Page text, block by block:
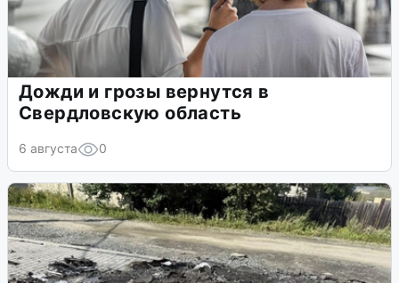
Дожди и грозы вернутся в
Свердловскую область
6 августа 0